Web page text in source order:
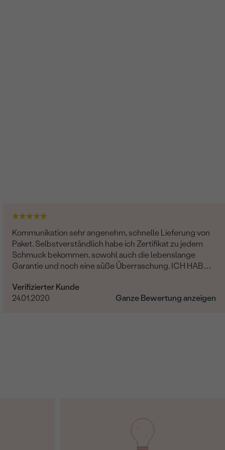
Kommunikation sehr angenehm, schnelle Lieferung von
Paket. Selbstverständlich habe ich Zertifikat zu jedem
Schmuck bekommen, sowohl auch die lebenslange
Garantie und noch eine süße Überraschung. ICH HABE
Verifizierter Kunde
24.01.2020
Ganze Bewertung anzeigen